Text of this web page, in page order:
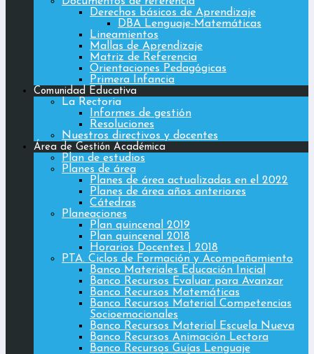
Derechos básicos de Aprendizaje
DBA Lenguaje-Matemáticas
Lineamientos
Mallas de Aprendizaje
Matriz de Referencia
Orientaciones Pedagógicas
Primera Infancia
Comunidad Educativa
La Rectoria
Informes de gestión
Resoluciones
Nuestros directivos y docentes
Área de Gestión Académica
Plan de estudios
Planes de área
Planes de área actualizadas en el 2022
Planes de área años anteriores
Cátedras
Planeaciones
Plan quincenal 2019
Plan quincenal 2018
Horarios Docentes | 2018
PTA. Ciclos de Formación y Acompañamiento
Banco Materiales Educación Inicial
Banco Recursos Evaluar para Avanzar
Banco Recursos Matemáticas
Banco Recursos Material Competencias
Socioemocionales
Banco Recursos Material Escuela Nueva
Banco Recursos Animación Lectora
Banco Recursos Guías Lenguaje